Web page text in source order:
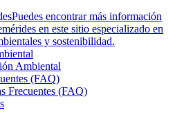
Puedes encontrar más información
en este sitio especializado en
y sostenibilidad.
Ambiental
(FAQ)
Frecuentes (FAQ)